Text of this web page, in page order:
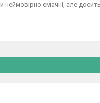
смачні, але